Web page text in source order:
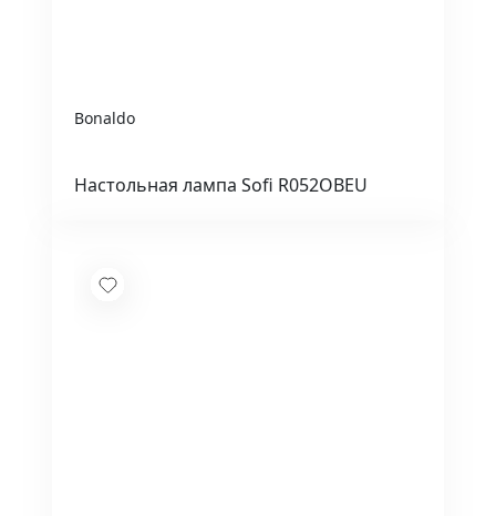
Bonaldo
Настольная лампа Sofi R052OBEU